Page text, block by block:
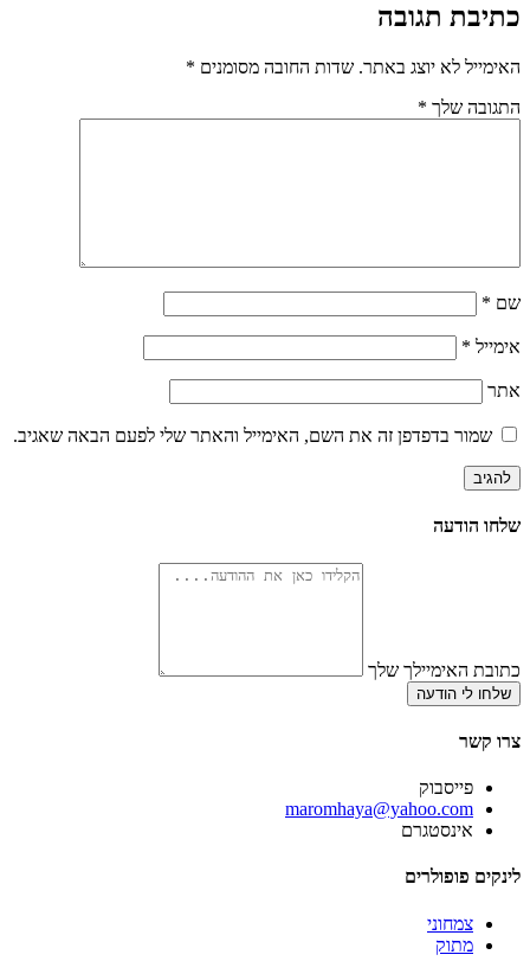
כתיבת תגובה
האימייל לא יוצג באתר. שדות החובה מסומנים *
התגובה שלך *
שם *
אימייל *
אתר
שמור בדפדפן זה את השם, האימייל והאתר שלי לפעם הבאה שאגיב.
שלחו הודעה
כתובת האימיילך שלך
שלחו לי הודעה
צרו קשר
פייסבוק
‫maromhaya@yahoo.com
אינסטגרם
לינקים פופולרים
צמחוני
מתוק